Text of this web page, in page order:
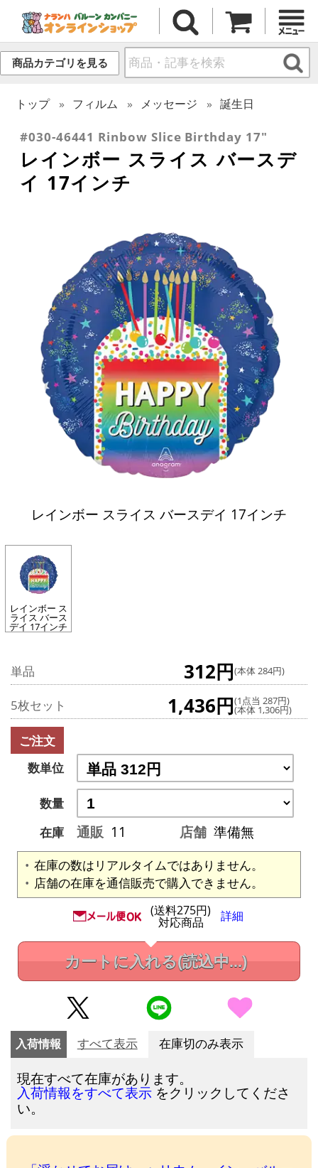
商品カテゴリを見る
トップ フィルム メッセージ 誕生日
#030-46441 Rinbow Slice Birthday 17"
レインボー スライス バースデ
イ 17インチ
レインボー スライス バースデイ 17インチ
レインボー ス
ライス バース
デイ 17インチ
単品 312円(本体 284円)
5枚セット 1,436円(1点当 287円)
(本体 1,306円)
ご注文
数単位
数量
在庫
通販 11 店舗 準備無
在庫の数はリアルタイムではありません。
店舗の在庫を通信販売で購入できません。
(送料275円)
対応商品 詳細
カートに入れる(読込中...)
入荷情報 すべて表示 在庫切のみ表示
現在すべて在庫があります。
入荷情報をすべて表示 をクリックしてくださ
い。